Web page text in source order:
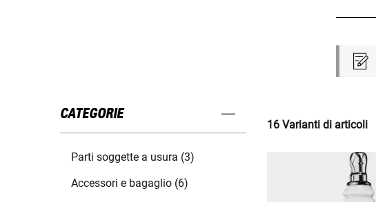
CATEGORIE
Parti soggette a usura (3)
Accessori e bagaglio (6)
16 Varianti di articoli